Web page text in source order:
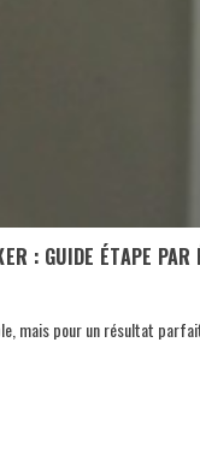
: GUIDE ÉTAPE PAR
mais pour un résultat